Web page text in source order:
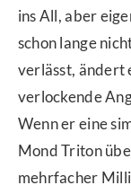
ins All, aber
schon lange
verlässt, ändert
verlockende
Wenn er eine
Mond Triton
mehrfacher